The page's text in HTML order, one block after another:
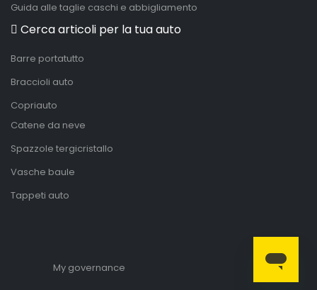
Guida alle taglie caschi e abbigliamento
Cerca articoli per la tua auto
Barre portatutto
Braccioli auto
Copriauto
Catene da neve
Spazzole tergicristallo
Vasche baule
Tappeti auto
My governance